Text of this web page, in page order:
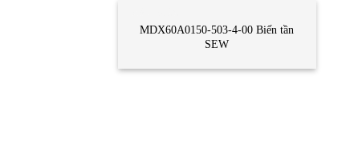
MDX60A0150-503-4-00 Biến tần
SEW